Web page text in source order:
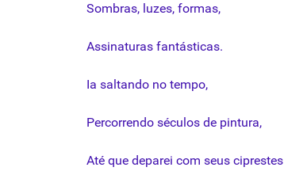
Sombras, luzes, formas,
Assinaturas fantásticas.
Ia saltando no tempo,
Percorrendo séculos de pintura,
Até que deparei com seus ciprestes